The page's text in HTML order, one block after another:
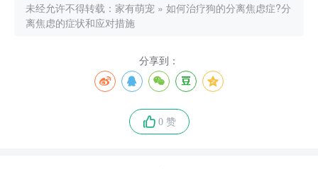
未经允许不得转载： 家有萌宠 » 如何治疗狗的分离焦虑症?分
离焦虑的症状和应对措施
分享到：
0 赞